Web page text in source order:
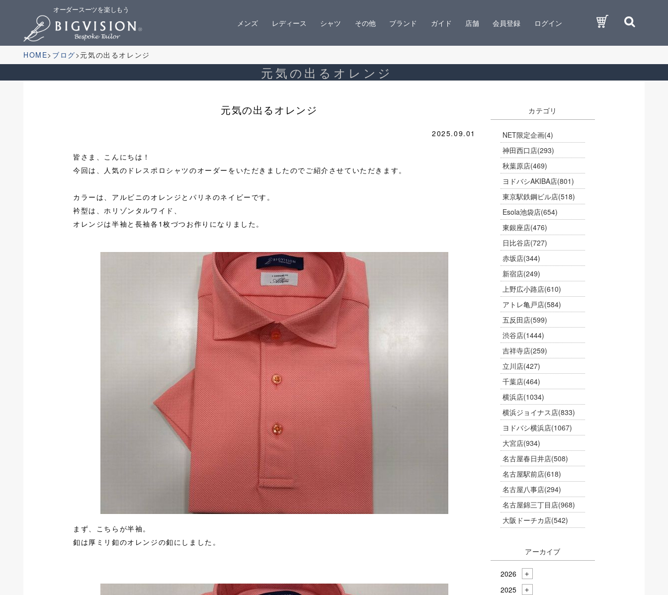
オーダースーツを楽しもう
メンズ レディース シャツ その他 ブランド ガイド 店舗 会員登録 ログイン
HOME ブログ 元気の出るオレンジ
元気の出るオレンジ
元気の出るオレンジ
2025.09.01
皆さま、こんにちは！
今回は、人気のドレスポロシャツのオーダーをいただきましたのでご紹介させていただきます。
カラーは、アルビニのオレンジとパリネのネイビーです。
衿型は、ホリゾンタルワイド、
オレンジは半袖と長袖各1枚づつお作りになりました。
まず、こちらが半袖。
釦は厚ミリ釦のオレンジの釦にしました。
カテゴリ
NET限定企画(4)
神田西口店(293)
秋葉原店(469)
ヨドバシAKIBA店(801)
東京駅鉄鋼ビル店(518)
Esola池袋店(654)
東銀座店(476)
日比谷店(727)
赤坂店(344)
新宿店(249)
上野広小路店(610)
アトレ亀戸店(584)
五反田店(599)
渋谷店(1444)
吉祥寺店(259)
立川店(427)
千葉店(464)
横浜店(1034)
横浜ジョイナス店(833)
ヨドバシ横浜店(1067)
大宮店(934)
名古屋春日井店(508)
名古屋駅前店(618)
名古屋八事店(294)
名古屋錦三丁目店(968)
大阪ドーチカ店(542)
アーカイブ
2026
2025